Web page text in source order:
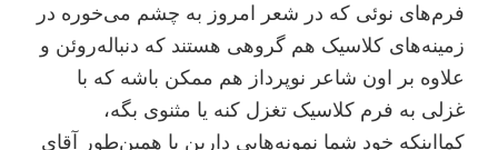
فرم‌های نوئی که در شعر امروز به چشم می‌خوره در
زمینه‌های کلاسیک هم گروهی هستند که دنباله‌روئن و
علاوه بر اون شاعر نو‌پرداز هم ممکن باشه که با
غزلی به فرم کلاسیک تغزل کنه یا مثنوی بگه،
کمااینکه خود شما نمونه‌هایی دارین یا همین‌طور آقای